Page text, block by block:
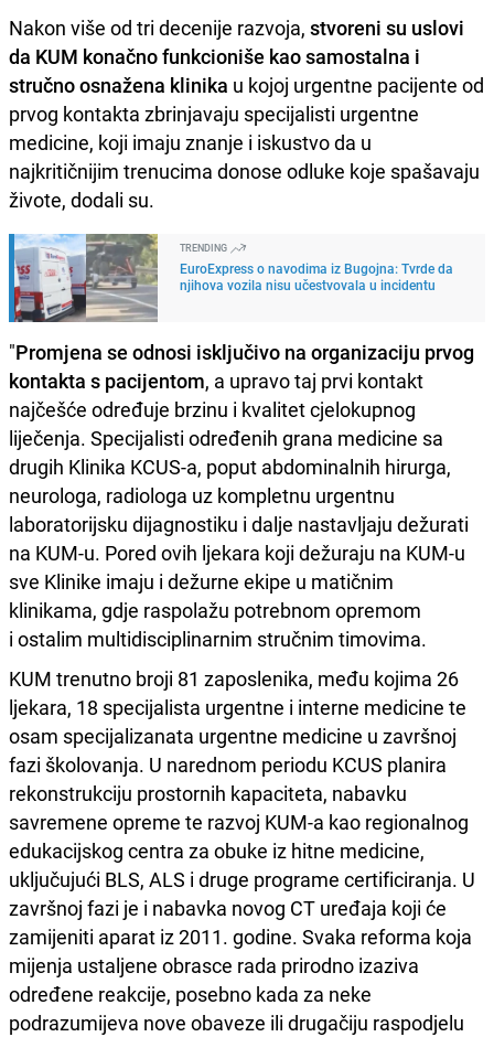
Nakon više od tri decenije razvoja, stvoreni su uslovi
da KUM konačno funkcioniše kao samostalna i
stručno osnažena klinika u kojoj urgentne pacijente od
prvog kontakta zbrinjavaju specijalisti urgentne
medicine, koji imaju znanje i iskustvo da u
najkritičnijim trenucima donose odluke koje spašavaju
živote, dodali su.
TRENDING
EuroExpress o navodima iz Bugojna: Tvrde da
njihova vozila nisu učestvovala u incidentu
"Promjena se odnosi isključivo na organizaciju prvog
kontakta s pacijentom, a upravo taj prvi kontakt
najčešće određuje brzinu i kvalitet cjelokupnog
liječenja. Specijalisti određenih grana medicine sa
drugih Klinika KCUS-a, poput abdominalnih hirurga,
neurologa, radiologa uz kompletnu urgentnu
laboratorijsku dijagnostiku i dalje nastavljaju dežurati
na KUM-u. Pored ovih ljekara koji dežuraju na KUM-u
sve Klinike imaju i dežurne ekipe u matičnim
klinikama, gdje raspolažu potrebnom opremom
i ostalim multidisciplinarnim stručnim timovima.
KUM trenutno broji 81 zaposlenika, među kojima 26
ljekara, 18 specijalista urgentne i interne medicine te
osam specijalizanata urgentne medicine u završnoj
fazi školovanja. U narednom periodu KCUS planira
rekonstrukciju prostornih kapaciteta, nabavku
savremene opreme te razvoj KUM-a kao regionalnog
edukacijskog centra za obuke iz hitne medicine,
uključujući BLS, ALS i druge programe certificiranja. U
završnoj fazi je i nabavka novog CT uređaja koji će
zamijeniti aparat iz 2011. godine. Svaka reforma koja
mijenja ustaljene obrasce rada prirodno izaziva
određene reakcije, posebno kada za neke
podrazumijeva nove obaveze ili drugačiju raspodjelu